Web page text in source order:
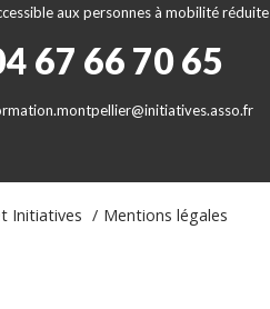
aux personnes à mobilité réduite
67 66 70 65
Initiatives Mentions légales